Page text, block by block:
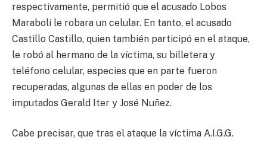
respectivamente, permitió que el acusado Lobos
Marabolí le robara un celular. En tanto, el acusado
Castillo Castillo, quien también participó en el ataque,
le robó al hermano de la víctima, su billetera y
teléfono celular, especies que en parte fueron
recuperadas, algunas de ellas en poder de los
imputados Gerald Iter y José Nuñez.
Cabe precisar, que tras el ataque la víctima A.I.G.G.